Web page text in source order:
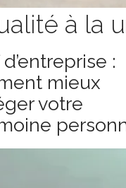
à la
:
mieux
votre